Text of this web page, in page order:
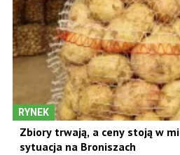
RYNEK
Zbiory trwają, a ceny stoją w
sytuacja na Broniszach